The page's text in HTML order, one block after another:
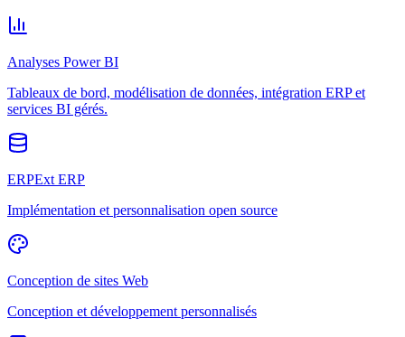
Analyses Power BI
Tableaux de bord, modélisation de données, intégration ERP et
services BI gérés.
ERPExt ERP
Implémentation et personnalisation open source
Conception de sites Web
Conception et développement personnalisés